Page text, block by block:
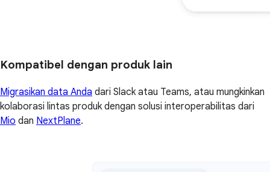
Kompatibel dengan produk lain
Migrasikan data Anda dari Slack atau Teams, atau mungkinkan
kolaborasi lintas produk dengan solusi interoperabilitas dari
Mio dan NextPlane.